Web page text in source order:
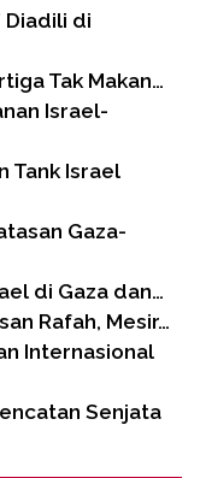
Diadili di
Tak Makan…
Israel-
Tank Israel
Gaza-
di Gaza dan…
Rafah, Mesir…
Internasional
Senjata